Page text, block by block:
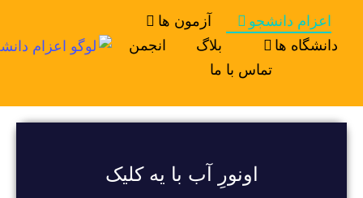
اعزام دانشجو
آزمون ها
دانشگاه ها
بلاگ
انجمن
تماس با ما
اونورِ آب با یه کلیک